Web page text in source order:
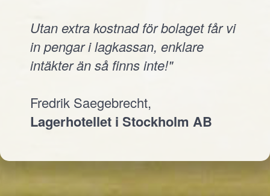
Utan extra kostnad för bolaget får vi
in pengar i lagkassan, enklare
intäkter än så finns inte!"
Fredrik Saegebrecht,
Lagerhotellet i Stockholm AB